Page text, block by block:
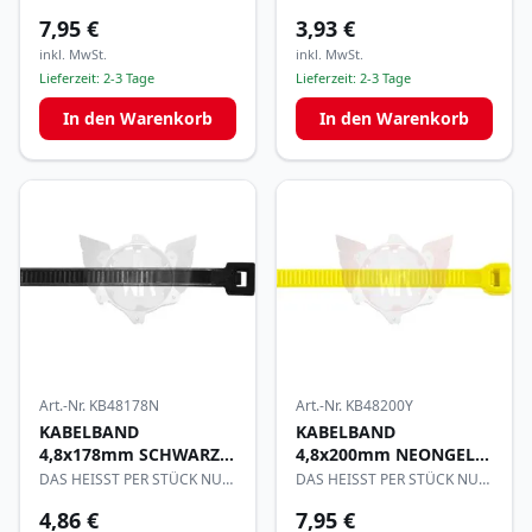
7,95 €
inkl. MwSt.
Lieferzeit: 2-3 Tage
In den Warenkorb
3,93 €
inkl. MwSt.
Lieferzeit: 2-3 Tage
In den Warenkorb
Art.-Nr. KB48178N
KABELBAND
4,8x178mm SCHWARZ
per100
DAS HEISST PER STÜCK NUR
4,86 €
Art.-Nr. KB48200Y
KABELBAND
4,8x200mm NEONGELB
per100
DAS HEISST PER STÜCK NUR
7,95 €